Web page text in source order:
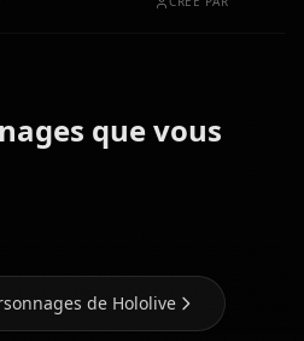
que vous
de Hololive